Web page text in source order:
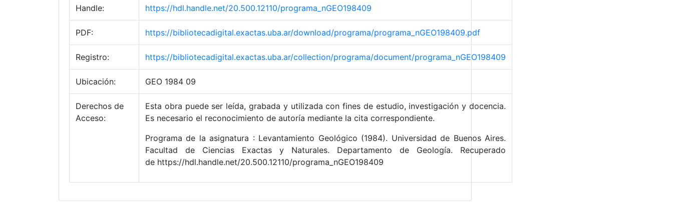
Handle: https://hdl.handle.net/20.500.12110/programa_nGEO198409
PDF: https://bibliotecadigital.exactas.uba.ar/download/programa/programa_nGEO198409.pdf
Registro: https://bibliotecadigital.exactas.uba.ar/collection/programa/document/programa_nGEO198409
Ubicación: GEO 1984 09
Derechos de
Acceso:
Esta obra puede ser leída, grabada y utilizada con fines de estudio, investigación y docencia.
Es necesario el reconocimiento de autoría mediante la cita correspondiente.
Programa de la asignatura : Levantamiento Geológico (1984). Universidad de Buenos Aires.
Facultad de Ciencias Exactas y Naturales. Departamento de Geología. Recuperado
de https://hdl.handle.net/20.500.12110/programa_nGEO198409